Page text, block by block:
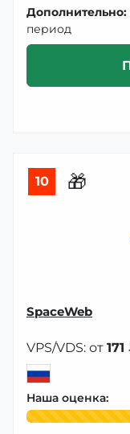
Дополнительно:
период
10 🎁
SpaceWeb
VPS/VDS: от
Наша оценка: